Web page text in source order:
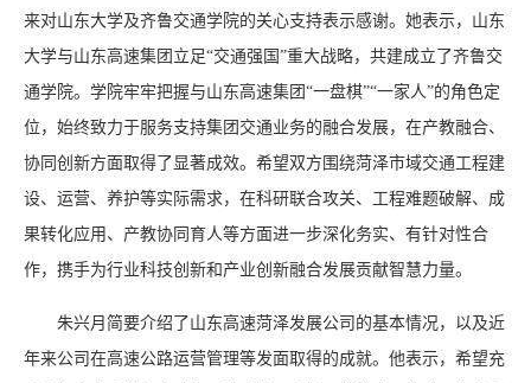
来对山东大学及齐鲁交通学院的关心支持表示感谢。她表示，山东
大学与山东高速集团立足“交通强国”重大战略，共建成立了齐鲁交
通学院。学院牢牢把握与山东高速集团“一盘棋”“一家人”的角色定
位，始终致力于服务支持集团交通业务的融合发展，在产教融合、
协同创新方面取得了显著成效。希望双方围绕菏泽市域交通工程建
设、运营、养护等实际需求，在科研联合攻关、工程难题破解、成
果转化应用、产教协同育人等方面进一步深化务实、有针对性合
作，携手为行业科技创新和产业创新融合发展贡献智慧力量。
朱兴月简要介绍了山东高速菏泽发展公司的基本情况，以及近
年来公司在高速公路运营管理等发面取得的成就。他表示，希望充